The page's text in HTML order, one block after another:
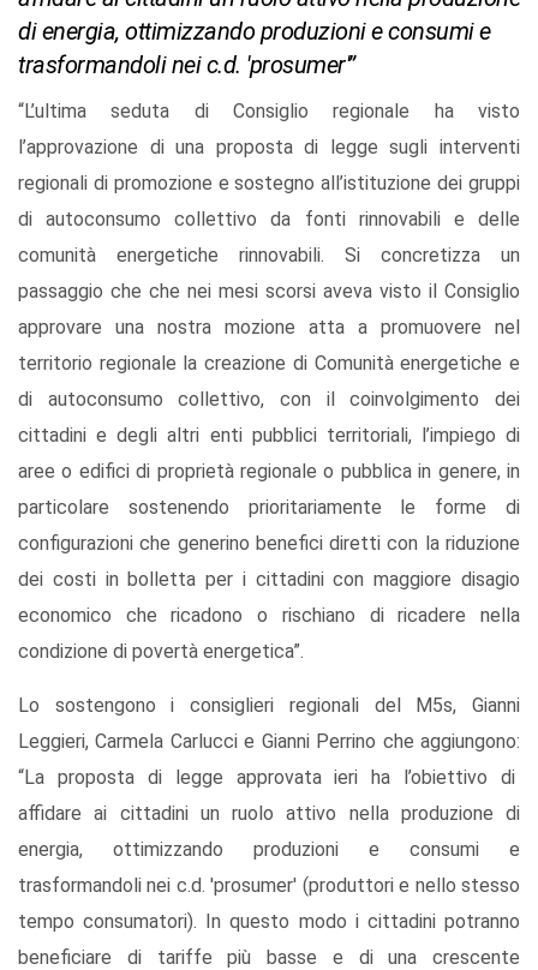
di energia, ottimizzando produzioni e consumi e
trasformandoli nei c.d. 'prosumer'”
“L’ultima seduta di Consiglio regionale ha visto
l’approvazione di una proposta di legge sugli interventi
regionali di promozione e sostegno all’istituzione dei gruppi
di autoconsumo collettivo da fonti rinnovabili e delle
comunità energetiche rinnovabili. Si concretizza un
passaggio che che nei mesi scorsi aveva visto il Consiglio
approvare una nostra mozione atta a promuovere nel
territorio regionale la creazione di Comunità energetiche e
di autoconsumo collettivo, con il coinvolgimento dei
cittadini e degli altri enti pubblici territoriali, l’impiego di
aree o edifici di proprietà regionale o pubblica in genere, in
particolare sostenendo prioritariamente le forme di
configurazioni che generino benefici diretti con la riduzione
dei costi in bolletta per i cittadini con maggiore disagio
economico che ricadono o rischiano di ricadere nella
condizione di povertà energetica”.
Lo sostengono i consiglieri regionali del M5s, Gianni
Leggieri, Carmela Carlucci e Gianni Perrino che aggiungono:
“La proposta di legge approvata ieri ha l’obiettivo di
affidare ai cittadini un ruolo attivo nella produzione di
energia, ottimizzando produzioni e consumi e
trasformandoli nei c.d. 'prosumer' (produttori e nello stesso
tempo consumatori). In questo modo i cittadini potranno
beneficiare di tariffe più basse e di una crescente